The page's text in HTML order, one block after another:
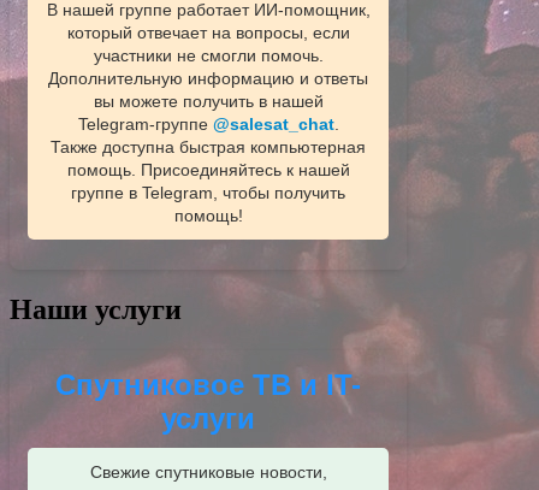
В нашей группе работает ИИ‑помощник,
который отвечает на вопросы, если
участники не смогли помочь.
Дополнительную информацию и ответы
вы можете получить в нашей
Telegram‑группе @salesat_chat.
Также доступна быстрая компьютерная
помощь. Присоединяйтесь к нашей
группе в Telegram, чтобы получить
помощь!
Наши услуги
Спутниковое ТВ и IT-
услуги
Свежие спутниковые новости,